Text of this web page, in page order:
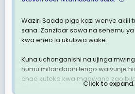
Waziri Saada piga kazi wenye akili
sana. Zanzibar sawa na sehemu
kwa eneo la ukubwa wake.
Kuna uchonganishi na ujinga
humu mitandaoni lengo waivunje
chao kutoka kwa mabwana zao
Click to